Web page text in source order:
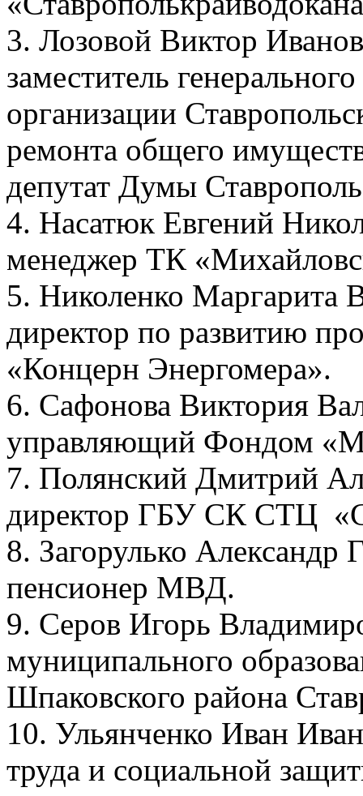
3. Лозовой Виктор
заместитель
организации
ремонта общего
депутат Думы
4. Насатюк Евгений
менеджер ТК
5. Николенко Маргарита
директор по развитию
«Концерн Энергомера».
6. Сафонова Виктория
управляющий Фондом
7. Полянский Дмитрий
директор ГБУ СК СТЦ
8. Загорулько Александр
пенсионер МВД.
9. Серов Игорь
муниципального
Шпаковского района
10. Ульянченко Иван
труда и социальной